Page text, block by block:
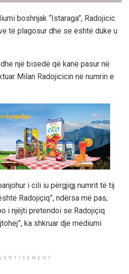
boshnjak “Istaraga”, Radojicic
të plagosur dhe se është duke u
një bisedë që kanë pasur në
Milan Radojicicin në numrin e
i cili iu përgjigj numrit të tij
Radojiçiq”, ndërsa më pas,
i njëjti pretendoi se Radojiçiq
ka shkruar dje mediumi